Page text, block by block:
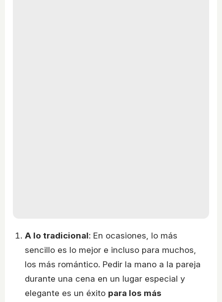
A lo tradicional: En ocasiones, lo más
sencillo es lo mejor e incluso para muchos,
los más romántico. Pedir la mano a la pareja
durante una cena en un lugar especial y
elegante es un éxito para los más